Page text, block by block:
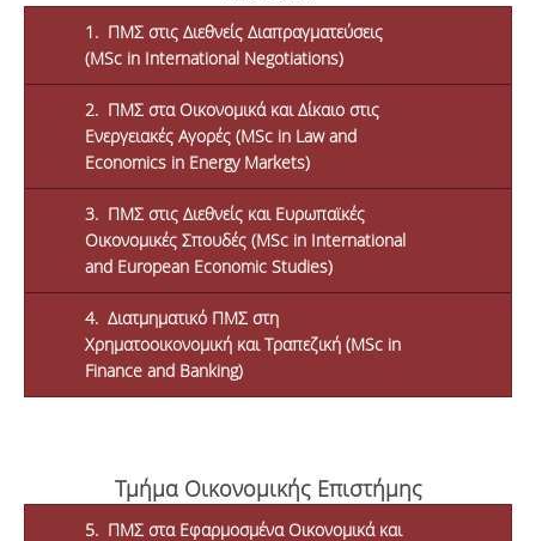
1. ΠΜΣ στις Διεθνείς Διαπραγματεύσεις
(MSc in International Negotiations)
2. ΠΜΣ στα Οικονομικά και Δίκαιο στις
Ενεργειακές Αγορές (MSc in Law and
Economics in Energy Markets)
3. ΠΜΣ στις Διεθνείς και Ευρωπαϊκές
Οικονομικές Σπουδές (MSc in Ιnternational
and European Economic Studies)
4. Διατμηματικό ΠΜΣ στη
Χρηματοοικονομική και Τραπεζική (MSc in
Finance and Banking)
Τμήμα Οικονομικής Επιστήμης
5. ΠΜΣ στα Εφαρμοσμένα Οικονομικά και